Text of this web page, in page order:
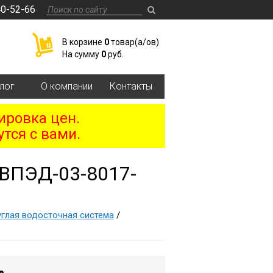
52-66
В корзине 0товар(a/ов)
На сумму 0руб.
О компании Контакты
цен.
с вами.
03-8017-
водосточная система/